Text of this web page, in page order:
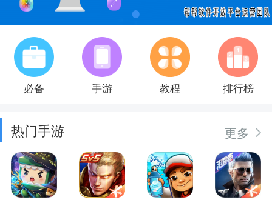
必备 手游 教程 排行榜
热门手游 更多